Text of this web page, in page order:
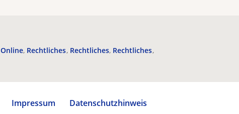
Online Rechtliches Rechtliches Rechtliches
Impressum
Datenschutzhinweis